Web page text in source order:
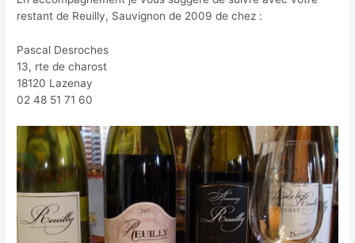
restant de Reuilly, Sauvignon de 2009 de chez :
Pascal Desroches
13, rte de charost
18120 Lazenay
02 48 51 71 60